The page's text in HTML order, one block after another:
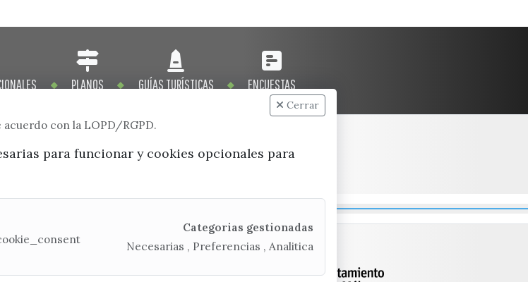
PLANOS GUÍAS TURÍSTICAS ENCUESTAS
con la LOPD/RGPD.
Cerrar
para funcionar y cookies opcionales para
Categorias gestionadas
Necesarias , Preferencias , Analitica